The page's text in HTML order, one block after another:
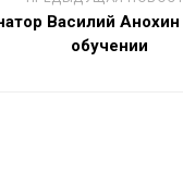
Василий
обучении